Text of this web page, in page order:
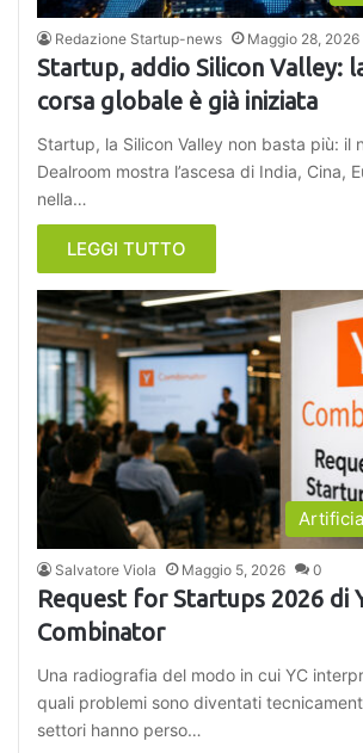
Redazione Startup-news Maggio 28, 2026
Startup, addio Silicon Valley:
corsa globale è già iniziata
Startup, la Silicon Valley non basta più: il
Dealroom mostra l’ascesa di India, Cina,
nella…
LEGGI TUTTO
Salvatore Viola Maggio 5, 2026 0
Request for Startups 2026 di
Combinator
Una radiografia del modo in cui YC
quali problemi sono diventati
settori hanno perso…